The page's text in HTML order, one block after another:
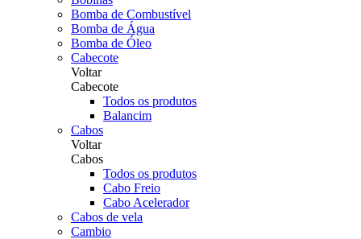
Bomba de Combustível
Bomba de Água
Bomba de Óleo
Cabecote
Voltar
Cabecote
Todos os produtos
Balancim
Cabos
Voltar
Cabos
Todos os produtos
Cabo Freio
Cabo Acelerador
Cabos de vela
Cambio